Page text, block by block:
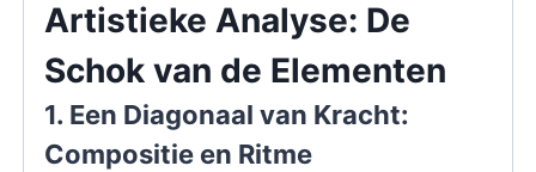
Artistieke Analyse: De
Schok van de Elementen
1. Een Diagonaal van Kracht:
Compositie en Ritme